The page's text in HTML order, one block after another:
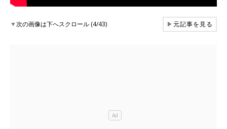
▼次の画像は下へスクロール (4/43) ▶元記事を見る